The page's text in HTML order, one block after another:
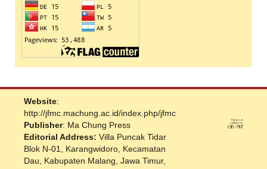
Website:
http://jfmc.machung.ac.id/index.php/jfmc
Publisher: Ma Chung Press
Editorial Address: Villa Puncak Tidar
Blok N-01, Karangwidoro, Kecamatan
Dau, Kabupaten Malang, Jawa Timur,